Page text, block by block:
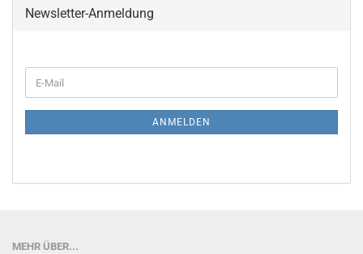
Newsletter-Anmeldung
ZUR
E-
Mail
ANMELDEN
MEHR ÜBER...